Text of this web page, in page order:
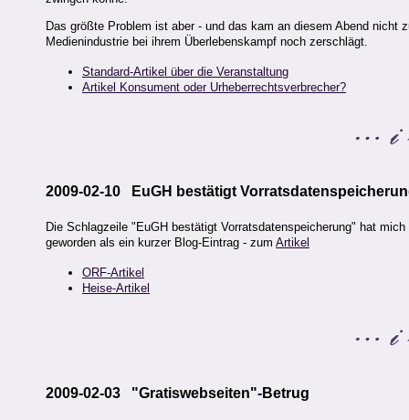
Das größte Problem ist aber - und das kam an diesem Abend
Medienindustrie bei ihrem Überlebenskampf noch zerschlägt.
Standard-Artikel über die Veranstaltung
Artikel Konsument oder Urheberrechtsverbrecher?
2009-02-10 EuGH bestätigt
Die Schlagzeile "EuGH bestätigt Vorratsdatenspeicherung" hat
geworden als ein kurzer Blog-Eintrag - zum Artikel
ORF-Artikel
Heise-Artikel
2009-02-03 "Gratiswebseiten"-Betrug